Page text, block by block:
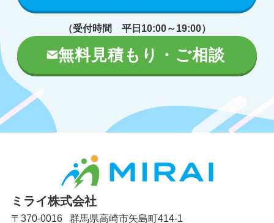
（受付時間 平日10:00～19:00）
無料見積もり・ご相談
ミライ株式会社
〒370-0016 群馬県高崎市矢島町414-1